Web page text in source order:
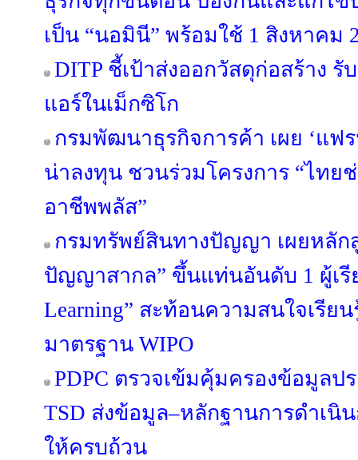
เป็น “นอมินี” พร้อมใช้ 1 สิงหาคม
DITP ชี้เป้าส่งออกวัสดุก่อสร้าง
แอร์ในเม็กซิโก
กรมพัฒนาธุรกิจการค้า เผย ‘แฟ
น่าลงทุน ชวนร่วมโครงการ “ไทย
อาชีพพลัส”
กรมทรัพย์สินทางปัญญา เผยหลัก
ปัญญาสากล” ขึ้นแท่นอันดับ 1 ผู้เรี
Learning” สะท้อนความสนใจเรีย
มาตรฐาน WIPO
PDPC ตรวจเข้มคุ้มครองข้อมูลป
TSD ส่งข้อมูล–หลักฐานการดำเนิ
ให้ครบถ้วน